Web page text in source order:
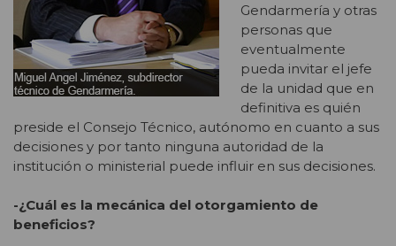
Gendarmería y otras
personas que
eventualmente
pueda invitar el jefe
de la unidad que en
definitiva es quién
preside el Consejo Técnico, autónomo en cuanto a sus
decisiones y por tanto ninguna autoridad de la
institución o ministerial puede influir en sus decisiones.
-¿Cuál es la mecánica del otorgamiento de
beneficios?